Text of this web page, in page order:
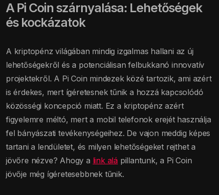
A Pi Coin szárnyalása: Lehetőségek
és kockázatok
A kriptopénz világában mindig izgalmas hallani az új
lehetőségekről és a potenciálisan felbukkanó innovatív
projektekről. A Pi Coin mindezek közé tartozik, ami azért
is érdekes, mert ígéretesnek tűnik a hozzá kapcsolódó
közösségi koncepció miatt. Ez a kriptopénz azért
figyelemre méltó, mert a mobil telefonok erejét használja
fel bányászati tevékenységeihez. De vajon meddig képes
tartani a lendületet, és milyen lehetőségeket rejthet a
jövőre nézve? Ahogy a link alá pillantunk, a Pi Coin
jövője még ígéretesebbnek tűnik.